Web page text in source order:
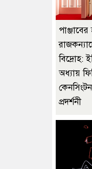
বিদ্রোহ:
অধ্যায়
প্রদর্শনী